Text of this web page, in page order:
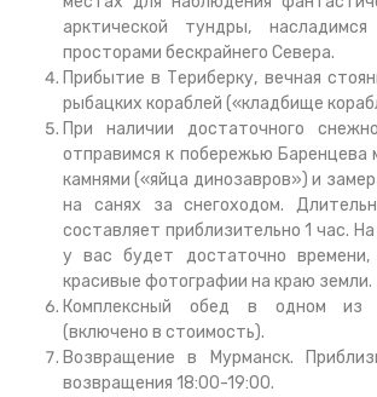
арктической тундры, насладимся
просторами бескрайнего Севера.
Прибытие в Териберку, вечная
рыбацких кораблей («кладбище
При наличии достаточного
отправимся к побережью Баренцева
камнями («яйца динозавров») и
на санях за снегоходом.
составляет приблизительно 1 час.
у вас будет достаточно
красивые фотографии на краю земли.
Комплексный обед в одном из
(включено в стоимость).
Возвращение в Мурманск.
возвращения 18:00-19:00.